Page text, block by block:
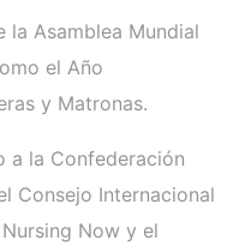
la Asamblea Mundial
el Año
y Matronas.
a la Confederación
Consejo Internacional
Now y el